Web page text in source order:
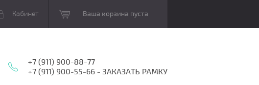
Кабинет Ваша корзина пуста
+7 (911) 900-88-77
+7 (911) 900-55-66 - ЗАКАЗАТЬ РАМКУ